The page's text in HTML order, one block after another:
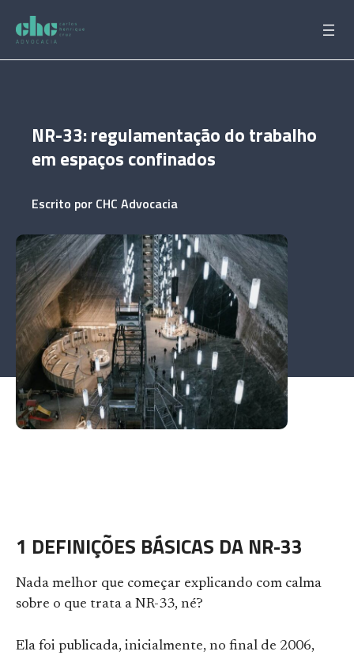
para
conteúdo
NR-33: regulamentação do trabalho
em espaços confinados
Escrito por CHC Advocacia
1 DEFINIÇÕES BÁSICAS DA NR-33
Nada melhor que começar explicando com calma
sobre o que trata a NR-33, né?
Ela foi publicada, inicialmente, no final de 2006,